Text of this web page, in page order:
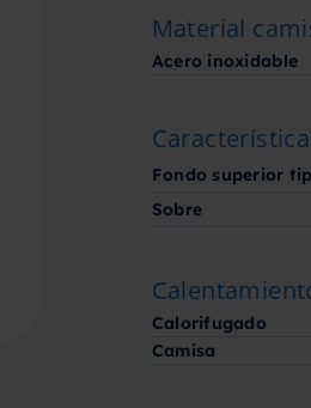
Material
Acero inoxidable
Fondo superior
Sobre
Calorifugado
Camisa